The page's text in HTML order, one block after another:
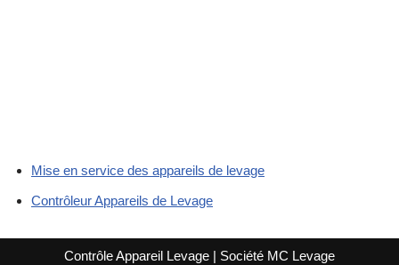
Mise en service des appareils de levage
Contrôleur Appareils de Levage
Contrôle Appareil Levage | Société MC Levage